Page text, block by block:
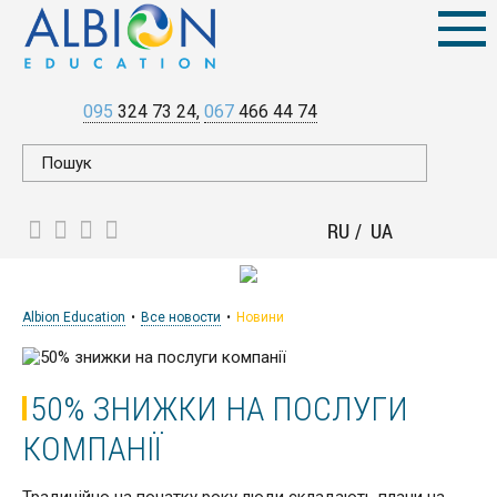
095 324 73 24 067 466 44 74
RU UA
Albion Education Все новости Новини
50% ЗНИЖКИ НА ПОСЛУГИ
КОМПАНІЇ